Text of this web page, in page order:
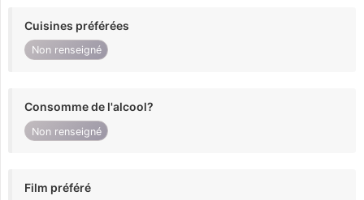
Cuisines préférées
Non renseigné
Consomme de l'alcool?
Non renseigné
Film préféré